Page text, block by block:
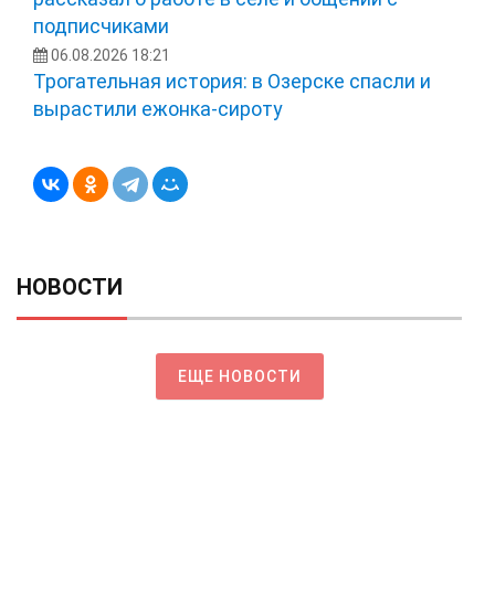
подписчиками
06.08.2026 18:21
Трогательная история: в Озерске спасли и
вырастили ежонка‑сироту
НОВОСТИ
ЕЩЕ НОВОСТИ